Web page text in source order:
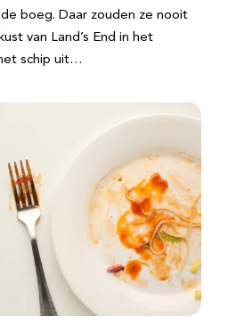
boeg. Daar zouden ze nooit
van Land’s End in het
schip uit…